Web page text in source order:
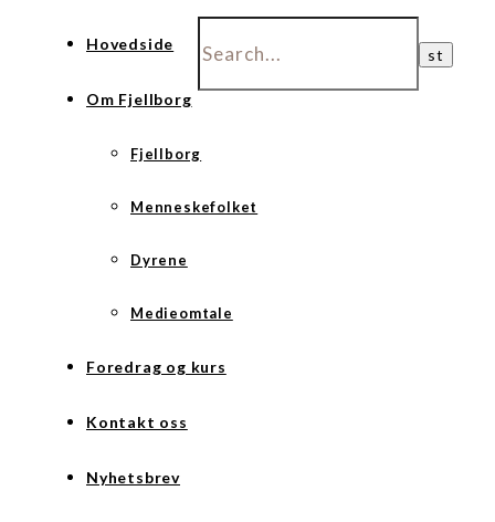
Hovedside
Om Fjellborg
Fjellborg
Menneskefolket
Dyrene
Medieomtale
Foredrag og kurs
Kontakt oss
Nyhetsbrev